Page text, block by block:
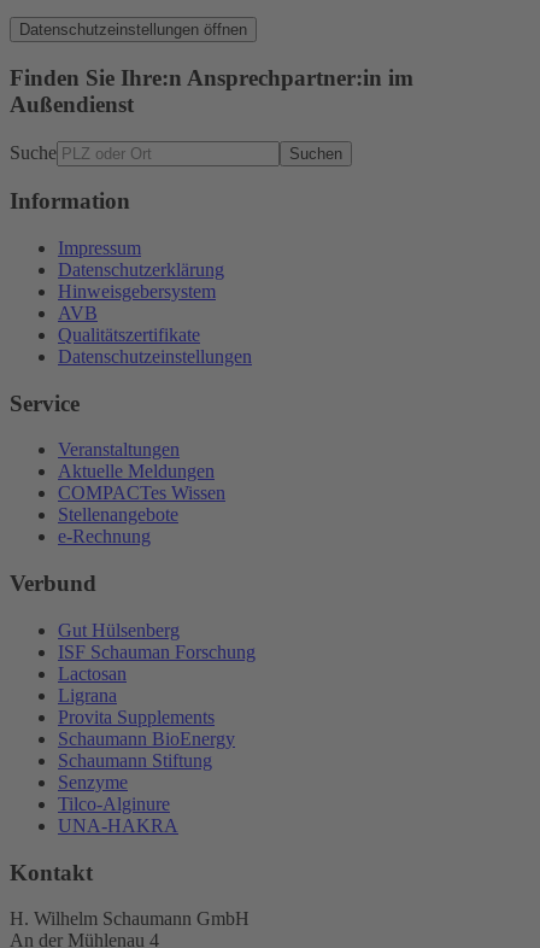
Datenschutzeinstellungen öffnen
Finden Sie Ihre:n Ansprechpartner:in im
Außendienst
Suche Suchen
Information
Impressum
Datenschutzerklärung
Hinweisgebersystem
AVB
Qualitätszertifikate
Datenschutzeinstellungen
Service
Veranstaltungen
Aktuelle Meldungen
COMPACTes Wissen
Stellenangebote
e-Rechnung
Verbund
Gut Hülsenberg
ISF Schauman Forschung
Lactosan
Ligrana
Provita Supplements
Schaumann BioEnergy
Schaumann Stiftung
Senzyme
Tilco-Alginure
UNA-HAKRA
Kontakt
H. Wilhelm Schaumann GmbH
An der Mühlenau 4